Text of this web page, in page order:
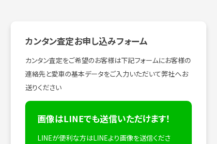
カンタン査定お申し込みフォーム
カンタン査定をご希望のお客様は下記フォームにお客様の
連絡先と愛車の基本データをご入力いただいて弊社へお
送りください
画像はLINEでも送信いただけます！
LINEが便利な方はLINEより画像を送信くださ